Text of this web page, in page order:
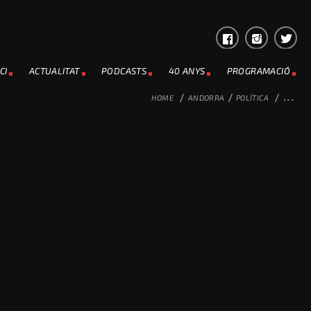
ACTUALITAT PODCASTS 40 ANYS PROGRAMACIÓ
HOME / ANDORRA / POLÍTICA / ...